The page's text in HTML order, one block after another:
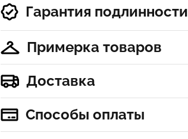
Гарантия подлинности
Примерка товаров
Доставка
Способы оплаты